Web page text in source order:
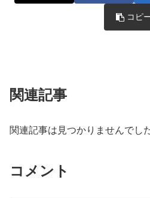
コピ
関連記事
関連記事は見つかりませんでした
コメント